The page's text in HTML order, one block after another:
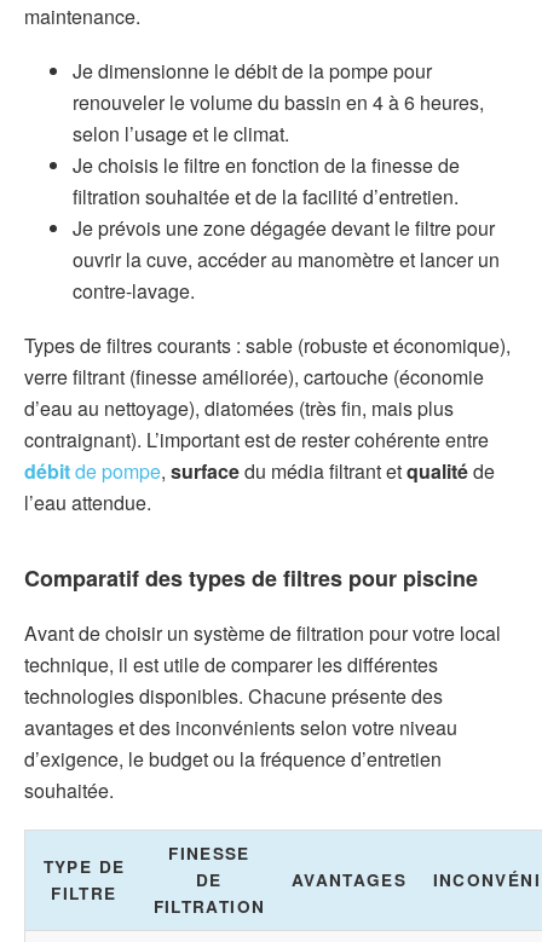
maintenance.
Je dimensionne le débit de la pompe pour
renouveler le volume du bassin en 4 à 6 heures,
selon l’usage et le climat.
Je choisis le filtre en fonction de la finesse de
filtration souhaitée et de la facilité d’entretien.
Je prévois une zone dégagée devant le filtre pour
ouvrir la cuve, accéder au manomètre et lancer un
contre-lavage.
Types de filtres courants : sable (robuste et économique),
verre filtrant (finesse améliorée), cartouche (économie
d’eau au nettoyage), diatomées (très fin, mais plus
contraignant). L’important est de rester cohérente entre
débitde pompe, surfacedu média filtrant etqualitéde
l’eau attendue.
Comparatif des types de filtres pour piscine
Avant de choisir un système de filtration pour votre local
technique, il est utile de comparer les différentes
technologies disponibles. Chacune présente des
avantages et des inconvénients selon votre niveau
d’exigence, le budget ou la fréquence d’entretien
souhaitée.
TYPE DE
FILTRE
FINESSE
DE
FILTRATION
AVANTAGES